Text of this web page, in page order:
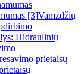
[3]Vamzdžių
Hidraulinių
prietaisų